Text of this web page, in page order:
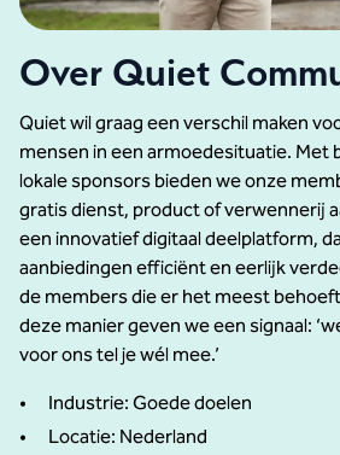
Over Quiet
Quiet wil graag een verschil maken
mensen in een armoedesituatie. Met
lokale sponsors bieden we onze
gratis dienst, product of verwennerij
een innovatief digitaal deelplatform,
aanbiedingen efficiënt en eerlijk
de members die er het meest
deze manier geven we een signaal:
voor ons tel je wél mee.’
Industrie: Goede doelen
Locatie: Nederland